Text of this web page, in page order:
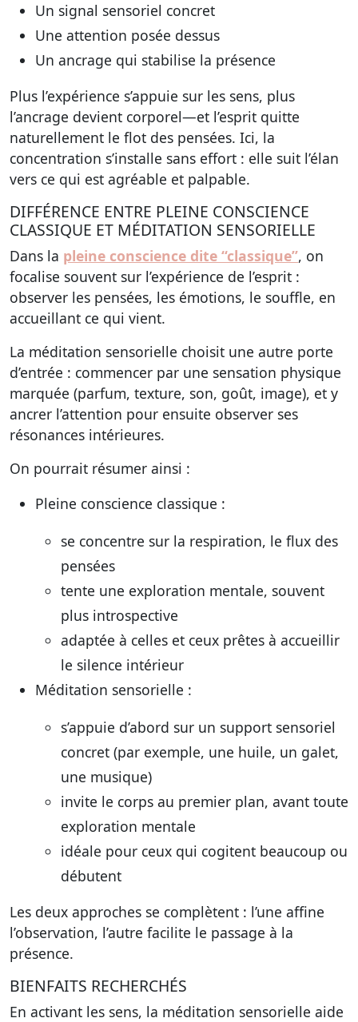
Un signal sensoriel concret
Une attention posée dessus
Un ancrage qui stabilise la présence
Plus l’expérience s’appuie sur les sens, plus
l’ancrage devient corporel—et l’esprit quitte
naturellement le flot des pensées. Ici, la
concentration s’installe sans effort : elle suit l’élan
vers ce qui est agréable et palpable.
DIFFÉRENCE ENTRE PLEINE CONSCIENCE
CLASSIQUE ET MÉDITATION SENSORIELLE
Dans la pleine conscience dite “classique”, on
focalise souvent sur l’expérience de l’esprit :
observer les pensées, les émotions, le souffle, en
accueillant ce qui vient.
La méditation sensorielle choisit une autre porte
d’entrée : commencer par une sensation physique
marquée (parfum, texture, son, goût, image), et y
ancrer l’attention pour ensuite observer ses
résonances intérieures.
On pourrait résumer ainsi :
Pleine conscience classique :
se concentre sur la respiration, le flux des
pensées
tente une exploration mentale, souvent
plus introspective
adaptée à celles et ceux prêtes à accueillir
le silence intérieur
Méditation sensorielle :
s’appuie d’abord sur un support sensoriel
concret (par exemple, une huile, un galet,
une musique)
invite le corps au premier plan, avant toute
exploration mentale
idéale pour ceux qui cogitent beaucoup ou
débutent
Les deux approches se complètent : l’une affine
l’observation, l’autre facilite le passage à la
présence.
BIENFAITS RECHERCHÉS
En activant les sens, la méditation sensorielle aide